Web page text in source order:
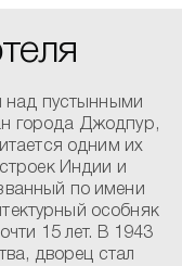
над пустынными
города Джодпур,
одним их
Индии и
по имени
особняк
15 лет. В 1943
дворец стал